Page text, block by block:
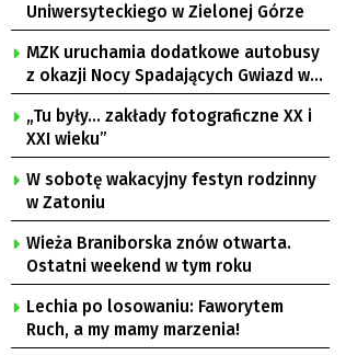
Uniwersyteckiego w Zielonej Górze
MZK uruchamia dodatkowe autobusy
z okazji Nocy Spadających Gwiazd w
Ochli
„Tu były… zakłady fotograficzne XX i
XXI wieku”
W sobotę wakacyjny festyn rodzinny
w Zatoniu
Wieża Braniborska znów otwarta.
Ostatni weekend w tym roku
Lechia po losowaniu: Faworytem
Ruch, a my mamy marzenia!